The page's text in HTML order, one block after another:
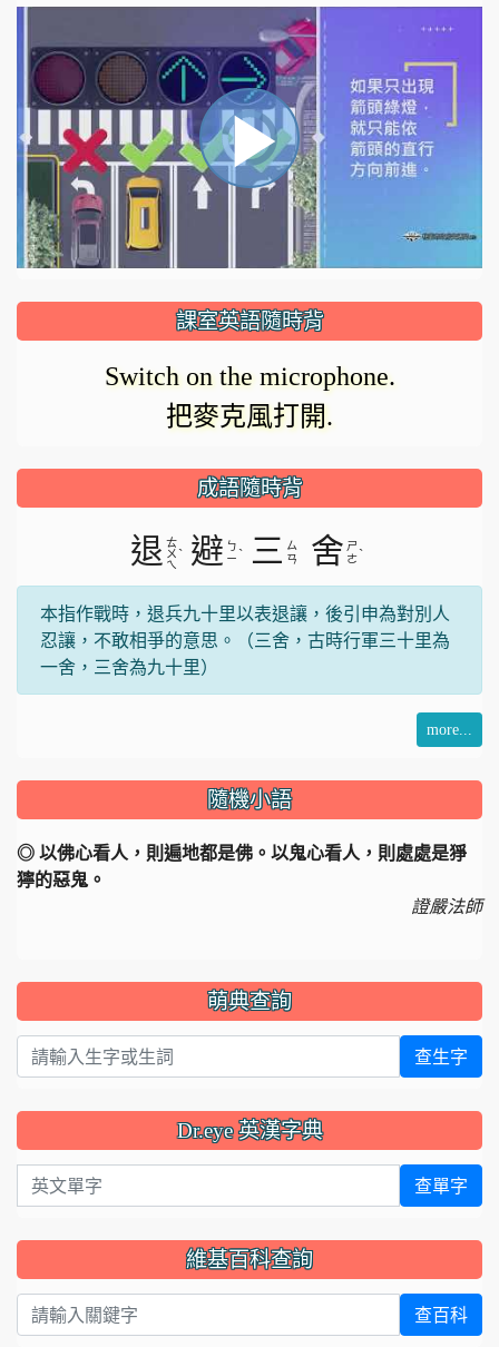
視
頻
正
載
入。
播
放
影
片
課室英語隨時背
Switch on the microphone.
把麥克風打開.
成語隨時背
退 ㄊ
ㄨ
ㄟ
ˋ 避 ㄅ
ㄧ ˋ 三 ㄙ
ㄢ
舍 ㄕ
ㄜˋ
本指作戰時，退兵九十里以表退讓，後引申為對別人
忍讓，不敢相爭的意思。（三舍，古時行軍三十里為
一舍，三舍為九十里）
more...
隨機小語
◎ 以佛心看人，則遍地都是佛。以鬼心看人，則處處是猙
獰的惡鬼。
證嚴法師
萌典查詢
查生字
Dr.eye 英漢字典
英文單字 查單字
維基百科查詢
查百科